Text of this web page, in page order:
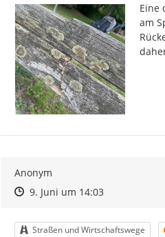
Eine
am
Anonym
Zeitpunkt des Erstellens
Zeitpunkt des Erstellens
9. Juni um 14:03Zur Äußerung
Kategorie
Straßen und Wirtschaftswege